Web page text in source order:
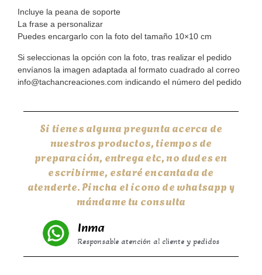
Incluye la peana de soporte
La frase a personalizar
Puedes encargarlo con la foto del tamaño 10×10 cm
Si seleccionas la opción con la foto, tras realizar el pedido
envíanos la imagen adaptada al formato cuadrado al correo
info@tachancreaciones.com indicando el número del pedido
Si tienes alguna pregunta acerca de
nuestros productos, tiempos de
preparación, entrega etc, no dudes en
escribirme, estaré encantada de
atenderte. Pincha el icono de whatsapp y
mándame tu consulta
Inma
Responsable atención al cliente y pedidos